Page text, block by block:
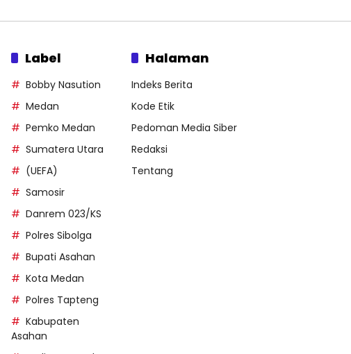
Label
Bobby Nasution
Medan
Pemko Medan
Sumatera Utara
(UEFA)
Samosir
Danrem 023/KS
Polres Sibolga
Bupati Asahan
Kota Medan
Polres Tapteng
Kabupaten
Asahan
Halaman
Indeks Berita
Kode Etik
Pedoman Media Siber
Redaksi
Tentang